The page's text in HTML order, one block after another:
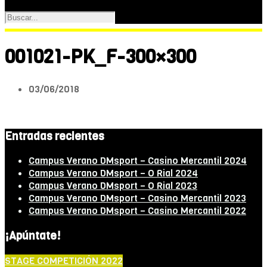
001021-PK_F-300×300
03/06/2018
Entradas recientes
Campus Verano DMsport – Casino Mercantil 2024
Campus Verano DMsport – O Rial 2024
Campus Verano DMsport – O Rial 2023
Campus Verano DMsport – Casino Mercantil 2023
Campus Verano DMsport – Casino Mercantil 2022
¡Apúntate!
STAGE COMPETICIÓN 2022